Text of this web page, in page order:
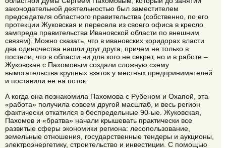
законодательной деятельностью был заместителем
председателя областного правительства (собственно, по его
протекции Жуковская и пересела из своего офиса в кресло
зампреда правительства Ивановской области по внешним
связям). Можно сказать, что в ивановских коридорах власти
два одиночества нашли друг друга, причем не только в
постели, что в области ни для кого не секрет, но и в работе –
Жуковская с Пахомовым создали сложную схему
вымогательства крупных взяток у местных предпринимателей
и поставили ее на поток.
А когда она познакомила Пахомова с Рубеном и Охапой, эта
«работа» получила совсем другой масштаб, и весь регион
фактически откатился в беспредельные 90-ые. Жуковская,
Пахомов и «братва» начали крышевать практически все
развитые сферы экономики региона: лесопользование,
земельные отношения, государственные тендеры и аукционы,
электроэнергетику, строительство и инвестиции. С помощью